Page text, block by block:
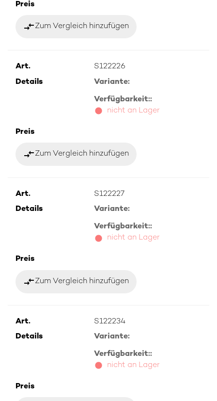
Preis
compare_arrowsZum Vergleich hinzufügen
Art.
S122226
Details
Variante:
Verfügbarkeit::
nicht an Lager
Preis
compare_arrowsZum Vergleich hinzufügen
Art.
S122227
Details
Variante:
Verfügbarkeit::
nicht an Lager
Preis
compare_arrowsZum Vergleich hinzufügen
Art.
S122234
Details
Variante:
Verfügbarkeit::
nicht an Lager
Preis